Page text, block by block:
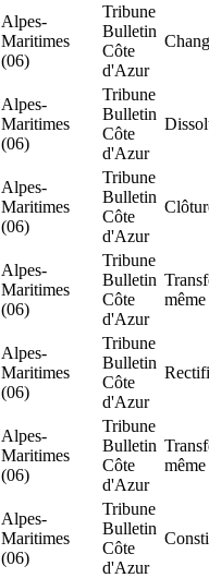
Alpes-
Maritimes
(06)
Tribune
Bulletin
Côte
d'Azur
Alpes-
Maritimes
(06)
Tribune
Bulletin
Côte
d'Azur
Alpes-
Maritimes
(06)
Tribune
Bulletin
Côte
d'Azur
Alpes-
Maritimes
(06)
Tribune
Bulletin
Côte
d'Azur
Alpes-
Maritimes
(06)
Tribune
Bulletin
Côte
d'Azur
Alpes-
Maritimes
(06)
Tribune
Bulletin
Côte
d'Azur
Alpes-
Maritimes
(06)
Tribune
Bulletin
Côte
d'Azur